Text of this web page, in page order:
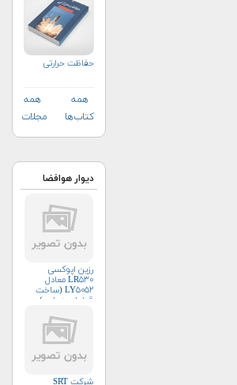
حفاظت حرارتی
همه
کتاب‌ها
همه
مجلات
دیوار هوافضا
رزین اپوکسی
LR۵۳۰ معادل
LY۵۰۵۲ (ساخت
قطعات هوایی)
شرکت SRT